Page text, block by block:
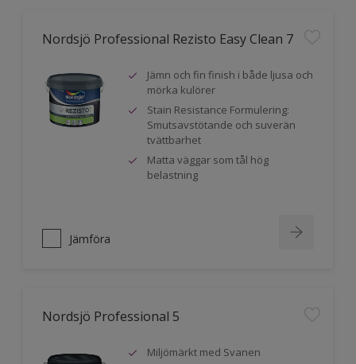
Nordsjö Professional Rezisto Easy Clean 7
Jämn och fin finish i både ljusa och
mörka kulörer
Stain Resistance Formulering:
Smutsavstötande och suverän
tvättbarhet
Matta väggar som tål hög
belastning
Jämföra
Nordsjö Professional 5
Miljömärkt med Svanen